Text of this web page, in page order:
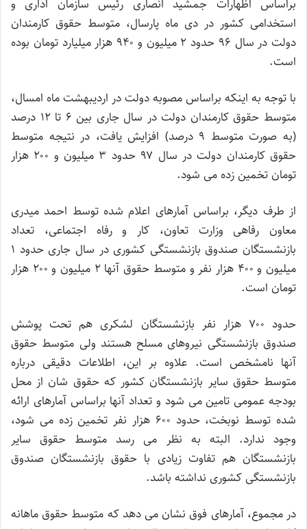
براساس اظهارات جمشید انصاری رئیس سازمان اداری و
استخدامی کشور در دی ماه پارسال، متوسط حقوق کارمندان
دولت در سال ۹۶ حدود ۲ میلیون و ۹۴۰ هزار میلیارد تومان بوده
است.
با توجه به اینکه براساس مصوبه دولت در اردیبهشت ماه امسال،
متوسط حقوق کارمندان دولت در سال جاری بین ۶ تا ۱۲ درصد
(به صورت متوسط ۹ درصد) افزایش یافت، در نتیجه متوسط
حقوق کارمندان دولت در سال ۹۷ حدود ۳ میلیون و ۲۰۰ هزار
تومان تخمین زده می شود.
از طرف دیگر، براساس آمارهای اعلام شده توسط احمد میدری
معاون رفاهی وزارت تعاون، کار و رفاه اجتماعی، تعداد
بازنشستگان صندوق بازنشستگی کشوری در سال جاری حدود ۱
میلیون و ۴۰۰ هزار نفر و متوسط حقوق آنها ۲ میلیون و ۲۰۰ هزار
تومان است.
حدود ۷۰۰ هزار نفر بازنشستگان لشکری هم تحت پوشش
صندوق بازنشستگی نیروهای مسلح هستند ولی متوسط حقوق
آنها نامشخص است. علاوه بر این، اطلاعات دقیقی درباره
متوسط حقوق سایر بازنشستگان کشور که حقوق شان از محل
بودجه عمومی تامین می شود و تعداد آنها براساس آمارهای ارائه
شده توسط نوبخت، حدود ۶۰۰ هزار نفر تخمین زده می شود،
وجود ندارد. البته به نظر می رسد متوسط حقوق سایر
بازنشستگان هم تفاوت زیادی با حقوق بازنشستگان صندوق
بازنشستگی کشوری نداشته باشد.
در مجموع، آمارهای فوق نشان می دهد که متوسط حقوق ماهانه